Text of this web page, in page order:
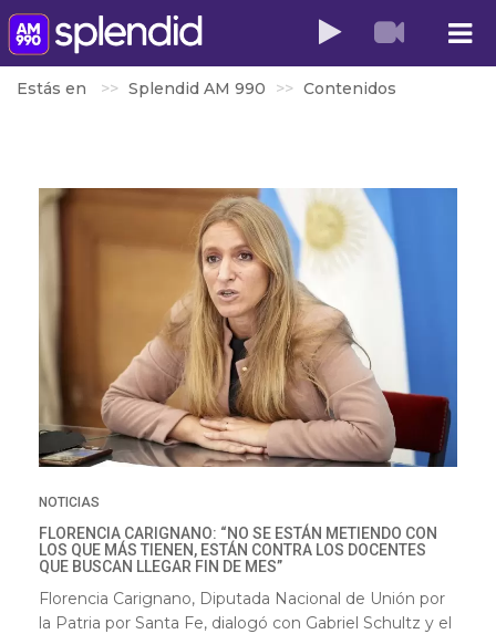
Estás en Splendid AM 990 Contenidos
NOTICIAS
FLORENCIA CARIGNANO: “NO SE ESTÁN METIENDO CON
LOS QUE MÁS TIENEN, ESTÁN CONTRA LOS DOCENTES
QUE BUSCAN LLEGAR FIN DE MES”
Florencia Carignano, Diputada Nacional de Unión por
la Patria por Santa Fe, dialogó con Gabriel Schultz y el